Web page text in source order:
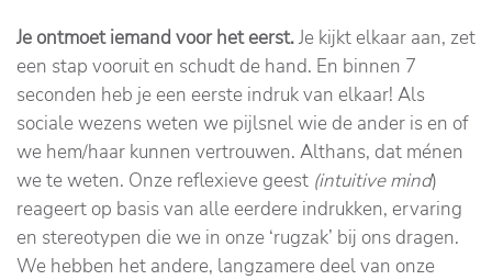
Je ontmoet iemand voor het eerst.Je kijkt elkaar aan, zet
een stap vooruit en schudt de hand. En binnen 7
seconden heb je een eerste indruk van elkaar! Als
sociale wezens weten we pijlsnel wie de ander is en of
we hem/haar kunnen vertrouwen. Althans, dat ménen
we te weten. Onze reflexieve geest (intuitive mind)
reageert op basis van alle eerdere indrukken, ervaring
en stereotypen die we in onze ‘rugzak’ bij ons dragen.
We hebben het andere, langzamere deel van onze